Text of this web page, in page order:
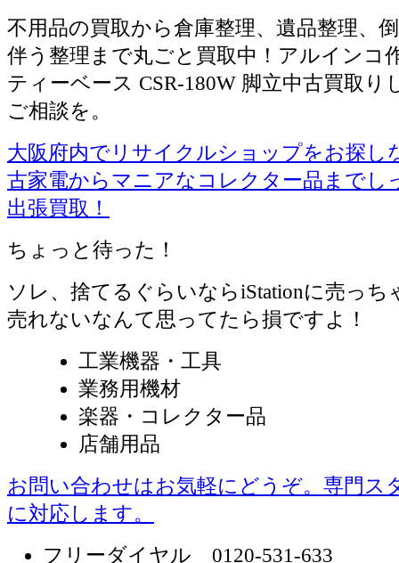
不用品の買取から倉庫整理、遺品整理、
伴う整理まで丸ごと買取中！アルインコ
ティーベース CSR-180W 脚立中古買取り
ご相談を。
大阪府内でリサイクルショップをお探し
古家電からマニアなコレクター品までし
出張買取！
ちょっと待った！
ソレ、捨てるぐらいならiStationに売っち
売れないなんて思ってたら損ですよ！
工業機器・工具
業務用機材
楽器・コレクター品
店舗用品
お問い合わせはお気軽にどうぞ。専門ス
に対応します。
フリーダイヤル 0120-531-633